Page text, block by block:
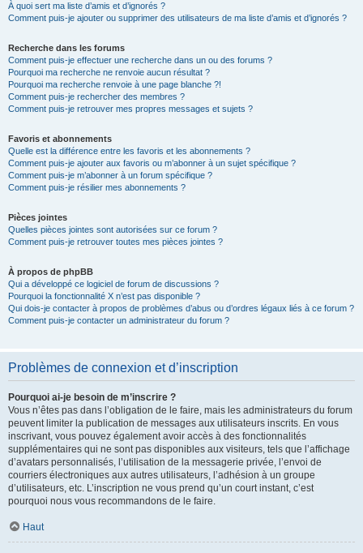
À quoi sert ma liste d’amis et d’ignorés ?
Comment puis-je ajouter ou supprimer des utilisateurs de ma liste d’amis et d’ignorés ?
Recherche dans les forums
Comment puis-je effectuer une recherche dans un ou des forums ?
Pourquoi ma recherche ne renvoie aucun résultat ?
Pourquoi ma recherche renvoie à une page blanche ?!
Comment puis-je rechercher des membres ?
Comment puis-je retrouver mes propres messages et sujets ?
Favoris et abonnements
Quelle est la différence entre les favoris et les abonnements ?
Comment puis-je ajouter aux favoris ou m’abonner à un sujet spécifique ?
Comment puis-je m’abonner à un forum spécifique ?
Comment puis-je résilier mes abonnements ?
Pièces jointes
Quelles pièces jointes sont autorisées sur ce forum ?
Comment puis-je retrouver toutes mes pièces jointes ?
À propos de phpBB
Qui a développé ce logiciel de forum de discussions ?
Pourquoi la fonctionnalité X n’est pas disponible ?
Qui dois-je contacter à propos de problèmes d’abus ou d’ordres légaux liés à ce forum ?
Comment puis-je contacter un administrateur du forum ?
Problèmes de connexion et d’inscription
Pourquoi ai-je besoin de m’inscrire ?
Vous n’êtes pas dans l’obligation de le faire, mais les administrateurs du forum
peuvent limiter la publication de messages aux utilisateurs inscrits. En vous
inscrivant, vous pouvez également avoir accès à des fonctionnalités
supplémentaires qui ne sont pas disponibles aux visiteurs, tels que l’affichage
d’avatars personnalisés, l’utilisation de la messagerie privée, l’envoi de
courriers électroniques aux autres utilisateurs, l’adhésion à un groupe
d’utilisateurs, etc. L’inscription ne vous prend qu’un court instant, c’est
pourquoi nous vous recommandons de le faire.
Haut